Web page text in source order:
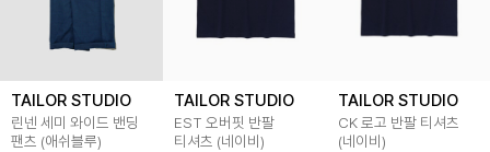
TAILOR STUDIO
린넨 세미 와이드 밴딩
팬츠 (애쉬블루)
TAILOR STUDIO
EST 오버핏 반팔
티셔츠 (네이비)
TAILOR STUDIO
CK 로고 반팔 티셔츠
(네이비)